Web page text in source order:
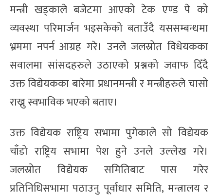
मन्त्री खड्काले बजेटमा आएको टेक एण्ड पे को
व्यवस्था परिमार्जन भइसकेको बताउँदै यससम्बन्धमा
भ्रममा नपर्न आग्रह गरे। उनले जलस्रोत विधेयकका
सवालमा सांसदहरुले उठाएको प्रश्नको जवाफ दिँदै
उक्त विद्येयकका बारेमा प्रधानमन्त्री र मन्त्रीहरुले चासो
राख्नु स्वभाविक भएको बताए।
उक्त विद्येयक राष्ट्रिय सभामा पुगेकाले सो विद्येयक
चाँडो राष्ट्रिय सभामा पेश हुने उनले उल्लेख गरे।
जलस्रोत विद्येयक समितिबाट पास गरेर
प्रतिनिधिसभामा पठाउनु पूर्वाधार समिति, मन्त्रालय र